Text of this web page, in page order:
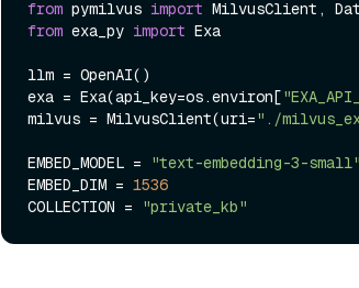
from pymilvus import
from exa_py import Exa
llm = OpenAI()
exa = Exa(api_key=os.environ[
milvus = MilvusClient(uri="./
EMBED_MODEL =
"text-embedding-3-small"
EMBED_DIM = 1536
COLLECTION =
"private_kb"